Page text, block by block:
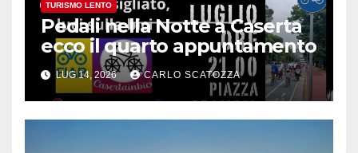
TURISMO LENTO
Pedali nella Notte a Caserta
ecco il quarto appuntamento
LUG 14, 2026 CARLO SCATOZZA